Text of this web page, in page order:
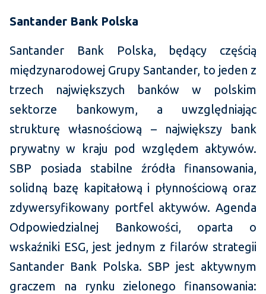
Santander Bank Polska
Santander Bank Polska, będący częścią
międzynarodowej Grupy Santander, to jeden z
trzech największych banków w polskim
sektorze bankowym, a uwzględniając
strukturę własnościową – największy bank
prywatny w kraju pod względem aktywów.
SBP posiada stabilne źródła finansowania,
solidną bazę kapitałową i płynnościową oraz
zdywersyfikowany portfel aktywów. Agenda
Odpowiedzialnej Bankowości, oparta o
wskaźniki ESG, jest jednym z filarów strategii
Santander Bank Polska. SBP jest aktywnym
graczem na rynku zielonego finansowania: